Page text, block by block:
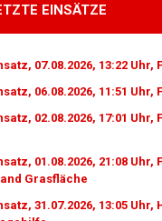
EINSÄTZE
07.08.2026, 13:22 Uhr,
06.08.2026, 11:51 Uhr,
02.08.2026, 17:01 Uhr,
01.08.2026, 21:08 Uhr,
Grasfläche
31.07.2026, 13:05 Uhr,